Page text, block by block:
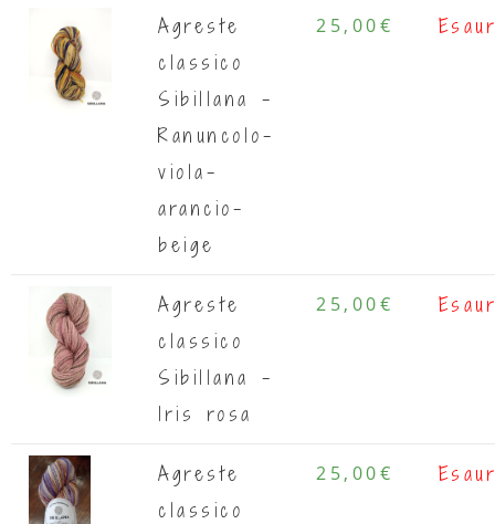
Agreste
classico
Sibillana -
Ranuncolo-
viola-
arancio-
beige
25,00€
Agreste
classico
Sibillana -
Iris rosa
25,00€
Agreste
classico
25,00€